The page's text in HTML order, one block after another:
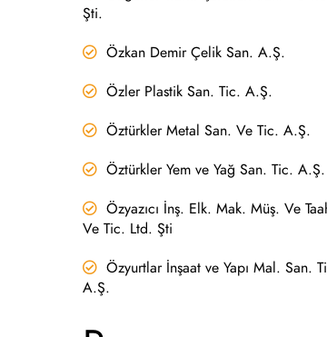
Şti.
Özkan Demir Çelik San. A.Ş.
Özler Plastik San. Tic. A.Ş.
Öztürkler Metal San. Ve Tic. A.Ş.
Öztürkler Yem ve Yağ San. Tic. A.Ş.
Özyazıcı İnş. Elk. Mak. Müş. Ve
Ve Tic. Ltd. Şti
Özyurtlar İnşaat ve Yapı Mal. San.
A.Ş.